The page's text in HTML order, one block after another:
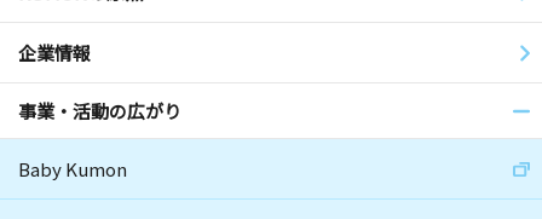
企業情報
事業・活動の広がり
Baby Kumon